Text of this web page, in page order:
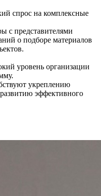
спрос на комплексные
с представителями
о подборе материалов
уровень организации
укреплению
эффективного